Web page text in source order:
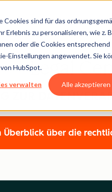
sind für das
zu personalisieren, wie z.
oder die Cookies
Einstellungen angewendet. Sie
HubSpot.
verwalten Alle akzeptieren
Legal
ZUR
Überblick über die